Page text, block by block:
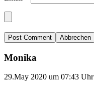
Abbrechen
Monika
29.May 2020 um 07:43 Uhr